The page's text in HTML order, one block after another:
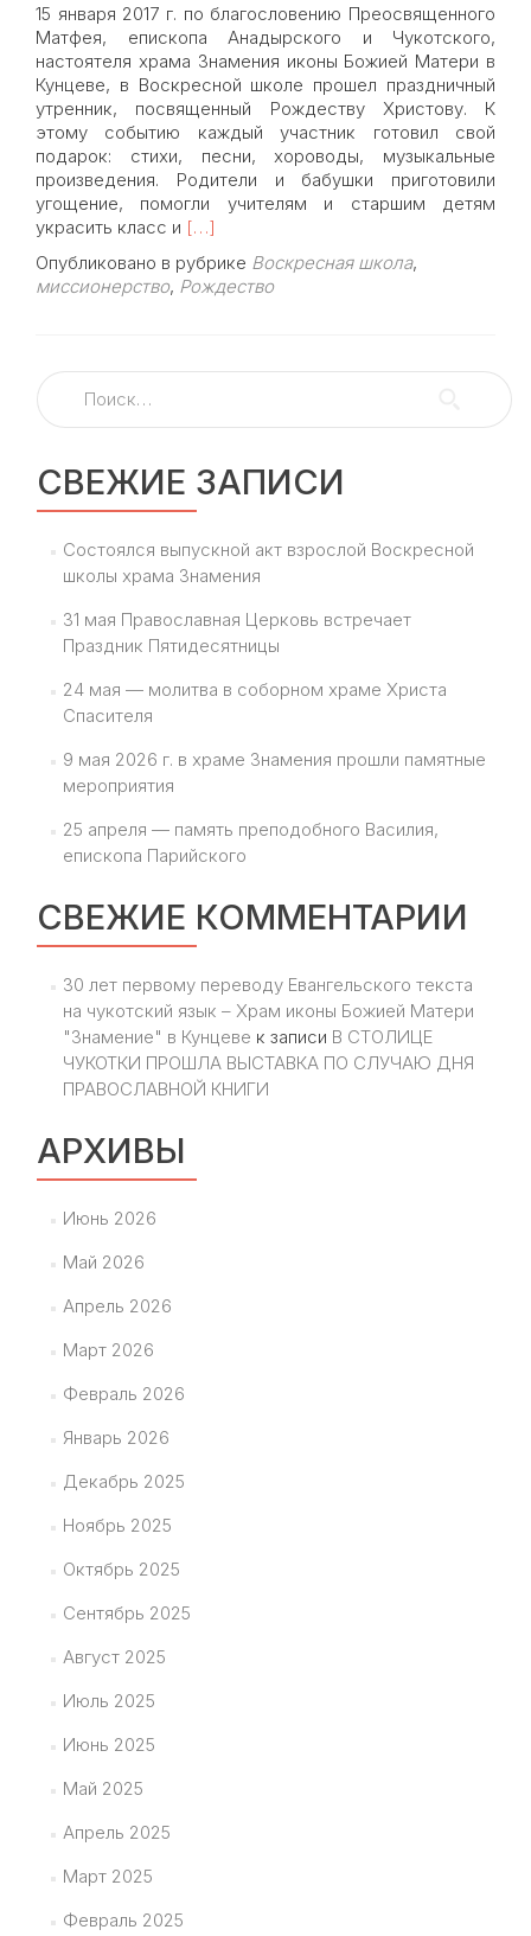
15 января 2017 г. по благословению Преосвященного
Матфея, епископа Анадырского и Чукотского,
настоятеля храма Знамения иконы Божией Матери в
Кунцеве, в Воскресной школе прошел праздничный
утренник, посвященный Рождеству Христову. К
этому событию каждый участник готовил свой
подарок: стихи, песни, хороводы, музыкальные
произведения. Родители и бабушки приготовили
угощение, помогли учителям и старшим детям
украсить класс и Read
about
В
храма
Рождественский
утренник
[…]
Опубликовано в рубрике Воскресная школа,
миссионерство, Рождество
Найти:
СВЕЖИЕ ЗАПИСИ
Состоялся выпускной акт взрослой Воскресной
школы храма Знамения
31 мая Православная Церковь встречает
Праздник Пятидесятницы
24 мая — молитва в соборном храме Христа
Спасителя
9 мая 2026 г. в храме Знамения прошли памятные
мероприятия
25 апреля — память преподобного Василия,
епископа Парийского
СВЕЖИЕ КОММЕНТАРИИ
30 лет первому переводу Евангельского текста
на чукотский язык – Храм иконы Божией Матери
"Знамение" в Кунцеве к записи В СТОЛИЦЕ
ЧУКОТКИ ПРОШЛА ВЫСТАВКА ПО СЛУЧАЮ ДНЯ
ПРАВОСЛАВНОЙ КНИГИ
АРХИВЫ
Июнь 2026
Май 2026
Апрель 2026
Март 2026
Февраль 2026
Январь 2026
Декабрь 2025
Ноябрь 2025
Октябрь 2025
Сентябрь 2025
Август 2025
Июль 2025
Июнь 2025
Май 2025
Апрель 2025
Март 2025
Февраль 2025